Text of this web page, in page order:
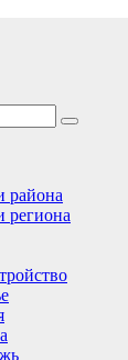
района
региона